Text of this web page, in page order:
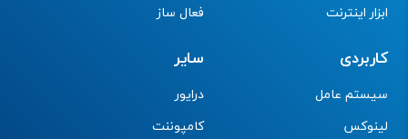
ابزار اینترنت
فعال ساز
کاربردی
سیستم عامل
لینوکس
سایر
درایور
کامپوننت